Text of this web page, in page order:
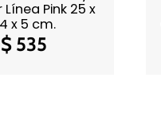
Pink 25 x
x 5 cm.
$535